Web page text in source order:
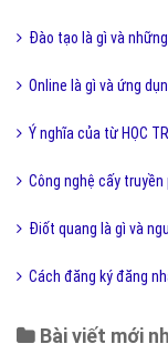
Đào tạo là gì và
Online là gì và ứng
Ý nghĩa của từ HỌC
Công nghệ cấy
Điốt quang là gì và
Cách đăng ký đăng
Bài viết mới